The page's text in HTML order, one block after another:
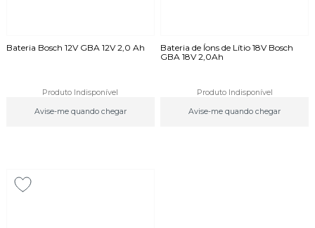
Bateria Bosch 12V GBA 12V 2,0 Ah
Produto Indisponível
Avise-me quando chegar
Bateria de Íons de Lítio 18V Bosch
GBA 18V 2,0Ah
Produto Indisponível
Avise-me quando chegar